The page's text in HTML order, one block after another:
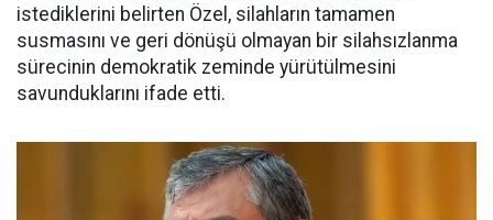
istediklerini belirten Özel, silahların tamamen
susmasını ve geri dönüşü olmayan bir silahsızlanma
sürecinin demokratik zeminde yürütülmesini
savunduklarını ifade etti.